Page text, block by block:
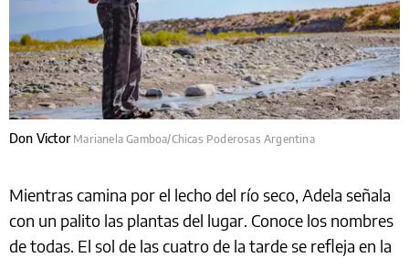
Don Victor Marianela Gamboa/Chicas Poderosas Argentina
Mientras camina por el lecho del río seco, Adela señala
con un palito las plantas del lugar. Conoce los nombres
de todas. El sol de las cuatro de la tarde se refleja en la